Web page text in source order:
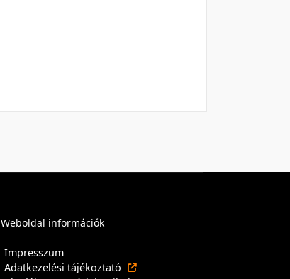
Weboldal információk
Impresszum
Adatkezelési tájékoztató